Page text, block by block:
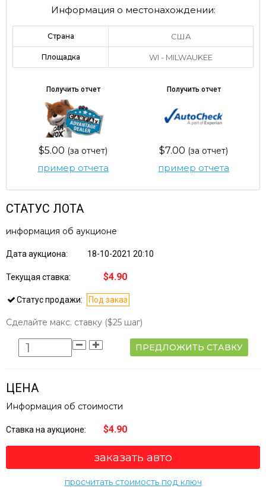
Информация о местонахождении:
Страна США
Площадка WI - MILWAUKEE
Получить отчет
$5.00 (за отчет)
пример отчета
Получить отчет
$7.00 (за отчет)
пример отчета
СТАТУС ЛОТА
информация об аукционе
Дата аукциона: 18-10-2021 20:10
Текущая ставка: $4.90
Статус продажи: Под заказ
Сделайте макс. ставку ($25 шаг)
ПРЕДЛОЖИТЬ СТАВКУ
ЦЕНА
Информация об стоимости
Ставка на аукционе: $4.90
заказать авто
просчитать стоимость под ключ